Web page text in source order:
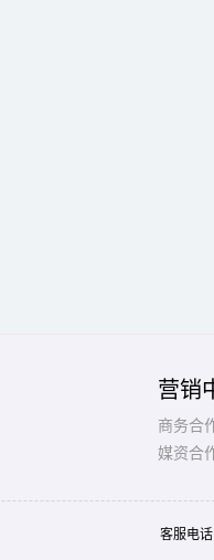
营销
商务合
媒资合
客服电